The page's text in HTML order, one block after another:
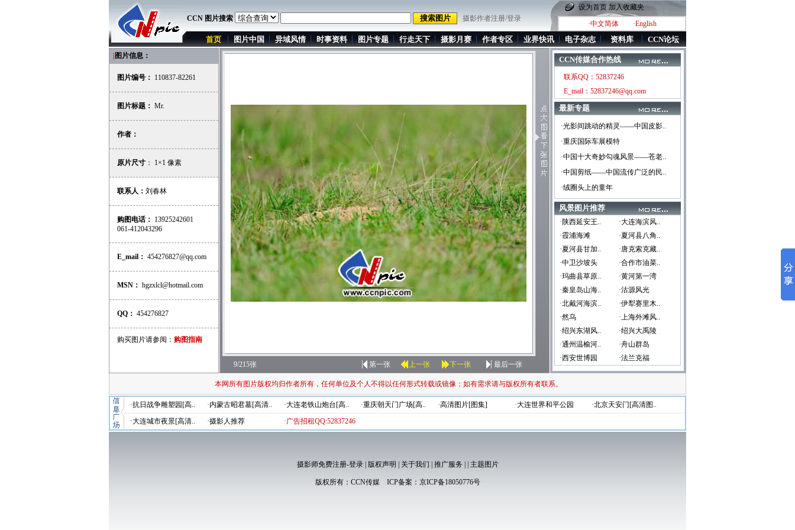
CCN 图片搜索 摄影作者注册/登录
设为首页 加入收藏夹
·中文简体
·English
首页 图片中国 异域风情 时事资料 图片专题 行走天下 摄影月赛 作者专区 业界快讯 电子杂志 资料库 CCN论坛
图片信息：
图片编号： 110837-82261
图片标题： Mr.
作者：
原片尺寸 ： 1×1 像素
联系人： 刘春林
购图电话： 13925242601
061-412043296
E_mail： 454276827@qq.com
MSN： hgzxlcl@hotmail.com
QQ： 454276827
购买图片请参阅： 购图指南
9/215张 第一张 上一张 下一张 最后一张
CCN传媒合作热线
联系QQ：52837246
E_mail：52837246@qq.com
最新专题
·光影间跳动的精灵——中国皮影..
·重庆国际车展模特
·中国十大奇妙勾魂风景——苍老..
·中国剪纸——中国流传广泛的民..
·绒圈头上的童年
风景图片推荐
·陕西延安王..
·大连海滨风..
·霞浦海滩
·夏河县八角..
·夏河县甘加..
·唐克索克藏..
·中卫沙坡头
·合作市油菜..
·玛曲县草原..
·黄河第一湾
·秦皇岛山海..
·沽源风光
·北戴河海滨..
·伊犁赛里木..
·然乌
·上海外滩风..
·绍兴东湖风..
·绍兴大禹陵
·通州温榆河..
·舟山群岛
·西安世博园
·法兰克福
本网所有图片版权均归作者所有，任何单位及个人不得以任何形式转载或镜像；如有需求请与版权所有者联系。
·抗日战争雕塑园[高.. ·内蒙古昭君墓[高清.. ·大连老铁山炮台[高.. ·重庆朝天门广场[高.. ·高清图片[图集] ·大连世界和平公园
·北京天安门[高清图..
·大连城市夜景[高清..
·摄影人推荐 ·广告招租QQ:52837246
摄影师免费注册-登录| 版权声明 关于我们 推广服务 主题图片
版权所有： CCN传媒ICP备案： 京ICP备18050776号